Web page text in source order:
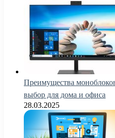
Преимущества
выбор для дома и офиса
28.03.2025